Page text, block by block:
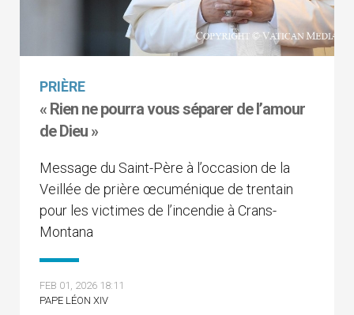
PRIÈRE
« Rien ne pourra vous séparer de l’amour
de Dieu »
Message du Saint-Père à l’occasion de la
Veillée de prière œcuménique de trentain
pour les victimes de l’incendie à Crans-
Montana
FEB 01, 2026 18:11
PAPE LÉON XIV